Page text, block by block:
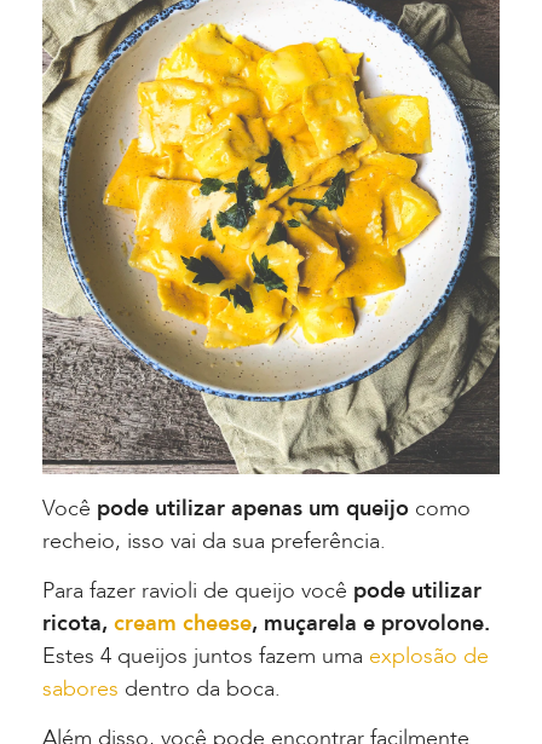
Você pode utilizar apenas um queijo como
recheio, isso vai da sua preferência.
Para fazer ravioli de queijo você pode utilizar
ricota, cream cheese, muçarela e provolone.
Estes 4 queijos juntos fazem uma explosão de
sabores dentro da boca.